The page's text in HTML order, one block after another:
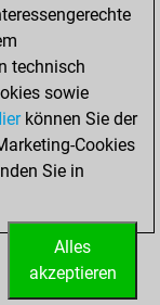
0
0
technisch
sowie
können Sie der
Cookies
Sie in
Alles
akzeptieren